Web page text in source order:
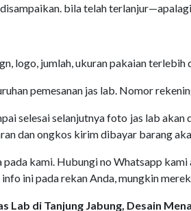
bila telah
logo, jumlah, ukuran pakaian
pemesanan jas lab. Nomor
selesai selanjutnya foto jas lab
dan ongkos kirim dibayar barang
pada kami. Hubungi no Whatsapp
info ini pada rekan Anda, mungkin
Lab di Tanjung Jabung, Desain